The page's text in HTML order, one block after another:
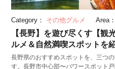
Category： その他グルメ Area：
【長野】を遊び尽くす【観
ルメ＆自然満喫スポットを
長野県のおすすめスポットを、三つ
す。長野市中心部〜パワースポット